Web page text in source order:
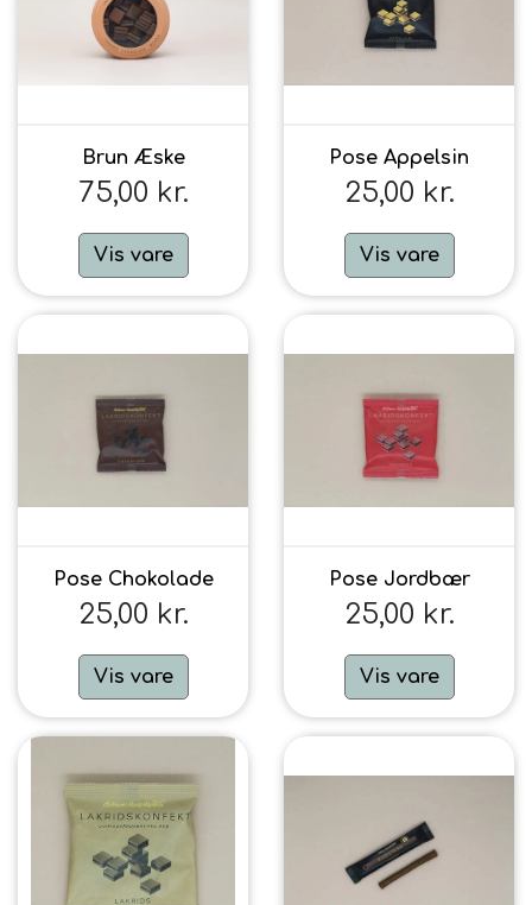
Brun Æske
75,00 kr.
Vis vare
Pose Appelsin
25,00 kr.
Vis vare
Pose Chokolade
25,00 kr.
Vis vare
Pose Jordbær
25,00 kr.
Vis vare